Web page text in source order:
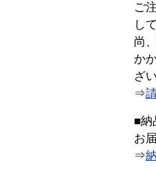
ご
し
尚
か
ざ
⇒
■納
お
⇒